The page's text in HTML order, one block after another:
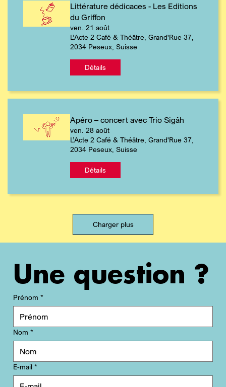
Littérature dédicaces - Les Editions
du Griffon
ven. 21 août
L’Acte 2 Café & Théâtre, Grand'Rue 37,
2034 Peseux, Suisse
Détails
Apéro – concert avec Trio Sigâh
ven. 28 août
L’Acte 2 Café & Théâtre, Grand'Rue 37,
2034 Peseux, Suisse
Détails
Charger plus
Une question ?
Prénom *
Nom *
E-mail *